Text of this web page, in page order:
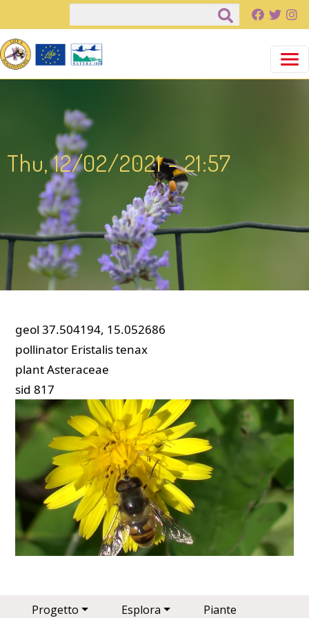
Salta al contenuto principale
Thu, 12/02/2021 - 21:57
geol 37.504194, 15.052686
pollinator Eristalis tenax
plantAsteraceae
sid 817
Main navigation
Progetto Esplora Piante